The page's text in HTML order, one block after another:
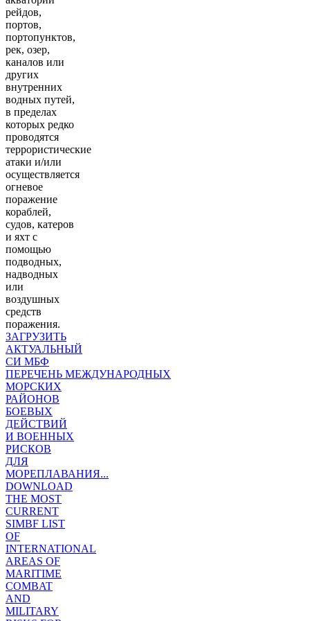
рейдов,
портов,
портопунктов,
рек, озер,
каналов или
других
внутренних
водных путей,
в пределах
которых редко
проводятся
террористические
атаки и/или
осуществляется
огневое
поражение
кораблей,
судов, катеров
и яхт с
помощью
подводных,
надводных
или
воздушных
средств
поражения.
ЗАГРУЗИТЬ
АКТУАЛЬНЫЙ
СИ МБФ
ПЕРЕЧЕНЬ МЕЖДУНАРОДНЫХ
МОРСКИХ
РАЙОНОВ
БОЕВЫХ
ДЕЙСТВИЙ
И ВОЕННЫХ
РИСКОВ
ДЛЯ
МОРЕПЛАВАНИЯ...
DOWNLOAD
THE MOST
CURRENT
SIMBF LIST
OF
INTERNATIONAL
AREAS OF
MARITIME
COMBAT
AND
MILITARY